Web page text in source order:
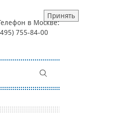
в Москве:
755-84-00
Принять